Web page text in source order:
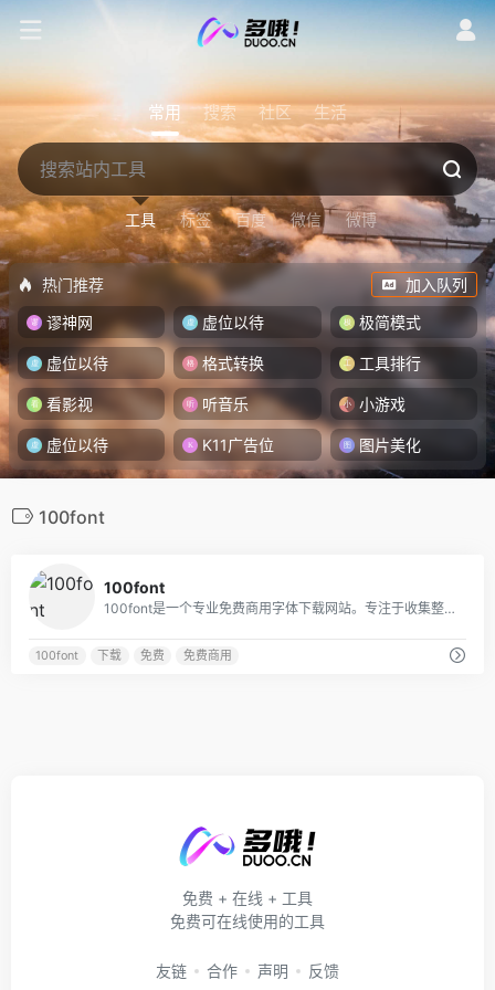
常用 搜索 社区 生活
工具 标签 百度 微信 微博
热门推荐
加入队列
谬神网
虚位以待 极简模式
虚位以待 格式转换 工具排行
看影视 听音乐 小游戏
虚位以待 K11广告位 图片美化
100font
100font
100font是一个专业免费商用字体下载网站。专注于收集整理商用免费字体、免费无版权可商用字体。免费字体下载、免费放心商用。
100font 下载 免费 免费商用
免费 + 在线 + 工具
免费可在线使用的工具
友链 合作 声明 反馈